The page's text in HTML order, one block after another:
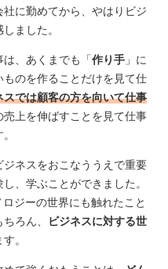
に勤めてから、やはりビジ
ました。
、あくまでも「作り手 」に
のを作ることだけを見て仕
スでは顧客の方を向いて仕事
上を伸ばすことを見て仕事
ネスをおこなううえで重要
し、学ぶことができました。
ジーの世界にも触れたこと
ろん、
ビジネスに対する世
。